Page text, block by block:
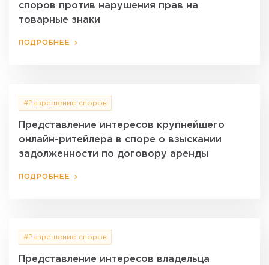
споров против нарушения прав на
товарные знаки
ПОДРОБНЕЕ
#Разрешение споров
Представление интересов крупнейшего
онлайн-ритейлера в споре о взыскании
задолженности по договору аренды
ПОДРОБНЕЕ
#Разрешение споров
Представление интересов владельца